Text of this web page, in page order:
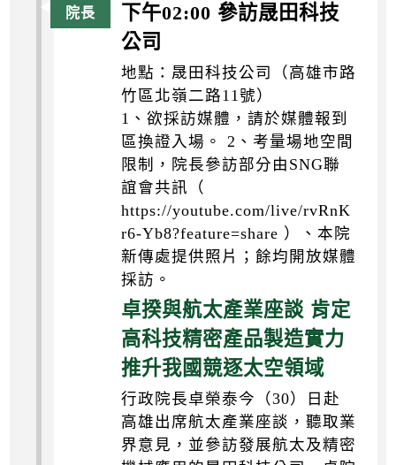
下午02:00 參訪晟田科技
公司
地點：晟田科技公司（高雄市路
竹區北嶺二路11號）
1、欲採訪媒體，請於媒體報到
區換證入場。 2、考量場地空間
限制，院長參訪部分由SNG聯
誼會共訊（
https://youtube.com/live/rvRnK
r6-Yb8?feature=share ）、本院
新傳處提供照片；餘均開放媒體
採訪。
卓揆與航太產業座談 肯定
高科技精密產品製造實力
推升我國競逐太空領域
行政院長卓榮泰今（30）日赴
高雄出席航太產業座談，聽取業
界意見，並參訪發展航太及精密